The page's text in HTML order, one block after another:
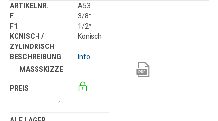
A53
3/8″
1/2″
Konisch
Info